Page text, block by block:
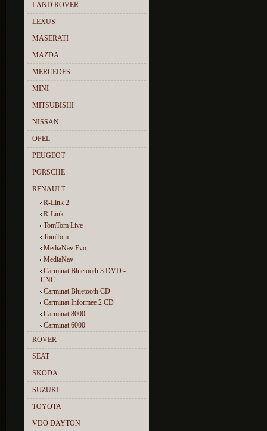
LAND ROVER
LEXUS
MASERATI
MAZDA
MERCEDES
MINI
MITSUBISHI
NISSAN
OPEL
PEUGEOT
PORSCHE
RENAULT
R-Link 2
R-Link
TomTom Live
TomTom
MediaNav Evo
MediaNav
Carminat Bluetooth 3 DVD -
CNC
Carminat Bluetooth CD
Carminat Informee 2 CD
Carminat 8000
Carminat 6000
ROVER
SEAT
SKODA
SUZUKI
TOYOTA
VDO DAYTON